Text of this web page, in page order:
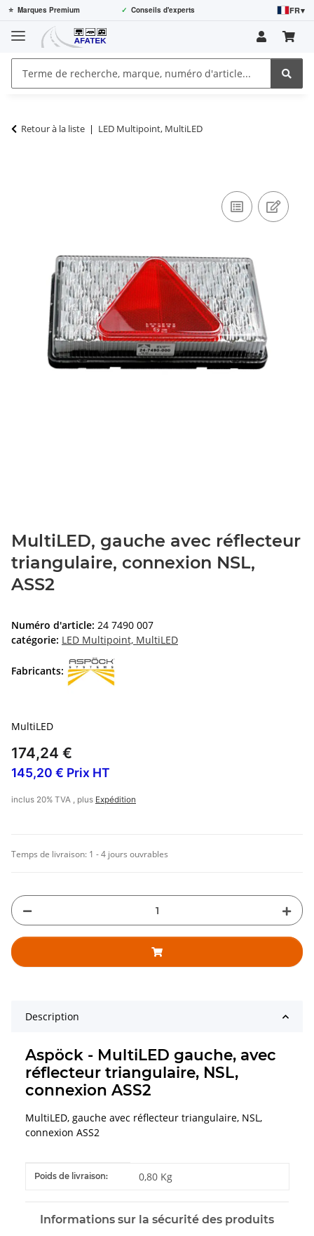
⭐ Marques Premium ✓ Conseils d'experts FR▾
Retour à la liste LED Multipoint, MultiLED
MultiLED, gauche avec réflecteur
triangulaire, connexion NSL,
ASS2
Numéro d'article: 24 7490 007
catégorie: LED Multipoint, MultiLED
Fabricants:
MultiLED
174,24 €
145,20 € Prix HT
inclus 20% TVA , plus Expédition
Temps de livraison: 1 - 4 jours ouvrables
Description
Aspöck - MultiLED gauche, avec
réflecteur triangulaire, NSL,
connexion ASS2
MultiLED, gauche avec réflecteur triangulaire, NSL,
connexion ASS2
#productDetails.itemInformation#
#productDetails.itemValue#
Poids de livraison: 0,80 Kg
Informations sur la sécurité des produits